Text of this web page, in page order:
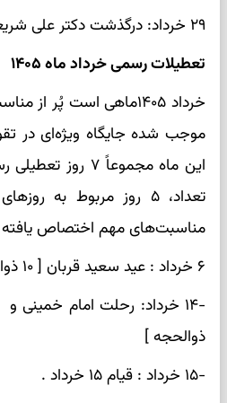
۲۹ خرداد: درگذشت دکتر علی شریعتی
تعطیلات رسمی خرداد ماه ۱۴۰۵
خرداد ۱۴۰۵ماهی است پُر
موجب شده جایگاه ویژه‌ای در
این ماه مجموعاً ۷
مناسبت‌های مهم اختصاص
۶ خرداد : عید سعید قربان [ ۱۰ ذوالحجه ]
ذوالحجه ]
-۱۵ خرداد : قیام ۱۵ خرداد .